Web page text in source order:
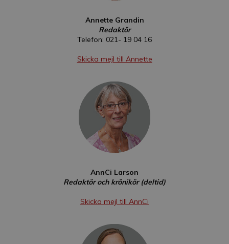
Annette Grandin
Redaktör
Telefon: 021- 19 04 16
Skicka mejl till Annette
AnnCi Larson
Redaktör och krönikör (deltid)
Skicka mejl till AnnCi